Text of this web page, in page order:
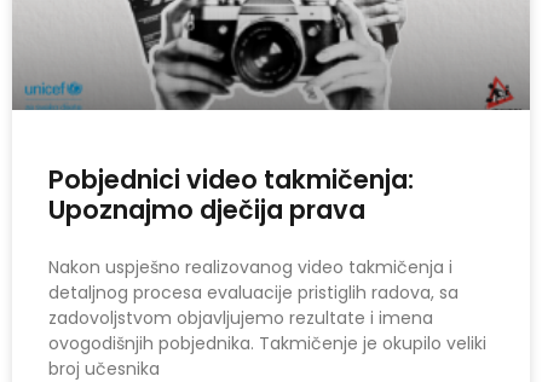
Pobjednici video takmičenja:
Upoznajmo dječija prava
Nakon uspješno realizovanog video takmičenja i
detaljnog procesa evaluacije pristiglih radova, sa
zadovoljstvom objavljujemo rezultate i imena
ovogodišnjih pobjednika. Takmičenje je okupilo veliki
broj učesnika